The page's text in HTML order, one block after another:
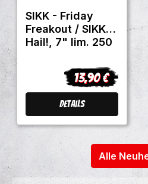
SIKK - Friday
Freakout / SIKK
Hail!, 7" lim. 250
Regulärer Preis:
13,90 €
Details
Alle